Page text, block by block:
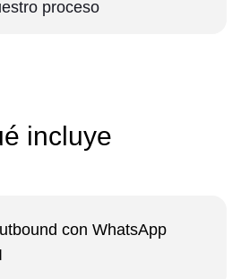
proceso
incluye
con WhatsApp